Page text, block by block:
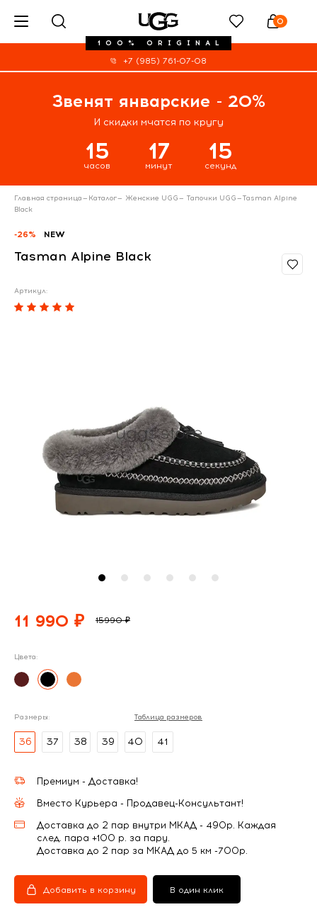
100% ORIGINAL
0
+7 (985) 761-07-08
Звенят январские - 20%
И скидки мчатся по кругу
15
часов
17
минут
15
секунд
Главная страница— Каталог— Женские UGG— Тапочки UGG—Tasman Alpine
Black
-26% NEW
Tasman Alpine Black
Артикул:
11 990 ₽ 15990 ₽
Цвета:
Размеры: Таблица размеров
36 37 38 39 40 41
Премиум - Доставка!
Вместо Курьера - Продавец-Консультант!
Доставка до 2 пар внутри МКАД - 490р. Каждая
след. пара +100 р. за пару.
Доставка до 2 пар за МКАД до 5 км -700р.
Добавить в корзину В один клик